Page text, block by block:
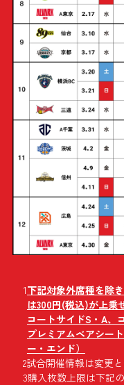
1下記対象外席種を除
は300円(税込)が上乗
コートサイドS・A、
プレミアムペアシー
ー・エンド）
2試合開催情報は変更
3購入枚数上限は下記